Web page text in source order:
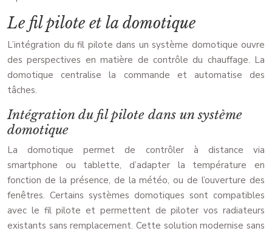
Le fil pilote et la domotique
L’intégration du fil pilote dans un système domotique ouvre
des perspectives en matière de contrôle du chauffage. La
domotique centralise la commande et automatise des
tâches.
Intégration du fil pilote dans un système
domotique
La domotique permet de contrôler à distance via
smartphone ou tablette, d’adapter la température en
fonction de la présence, de la météo, ou de l’ouverture des
fenêtres. Certains systèmes domotiques sont compatibles
avec le fil pilote et permettent de piloter vos radiateurs
existants sans remplacement. Cette solution modernise sans